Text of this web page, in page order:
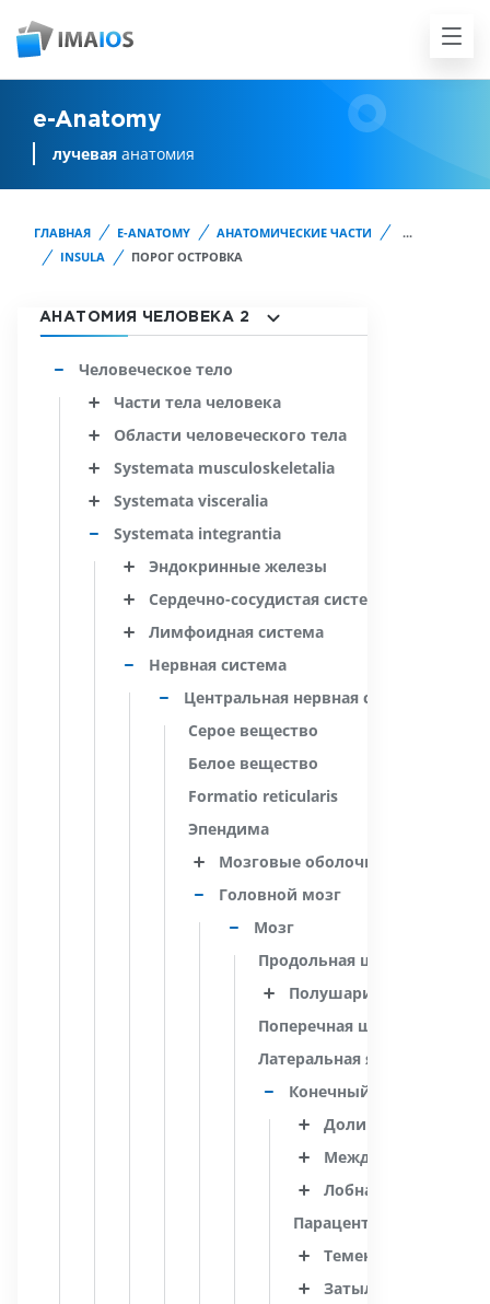
e-Anatomy
лучевая анатомия
ГЛАВНАЯ E-ANATOMY АНАТОМИЧЕСКИЕ ЧАСТИ
...
INSULA
ПОРОГ ОСТРОВКА
АНАТОМИЯ ЧЕЛОВЕКА 2
Человеческое тело
Части тела человека
Области человеческого тела
Systemata musculoskeletalia
Systemata visceralia
Systemata integrantia
Эндокринные железы
Сердечно-сосудистая система
Лимфоидная система
Нервная система
Центральная нервная система
Серое вещество
Белое вещество
Formatio reticularis
Эпендима
Мозговые оболочки
Головной мозг
Мозг
Продольная щель
Полушарие большого
Поперечная щель
Латеральная ямка
Конечный мозг
Доли большого
Междолевые
Лобная доля
Парацентральная
Теменная доля
Затылочная доля